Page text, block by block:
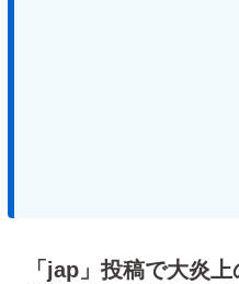
「jap」投稿で大炎